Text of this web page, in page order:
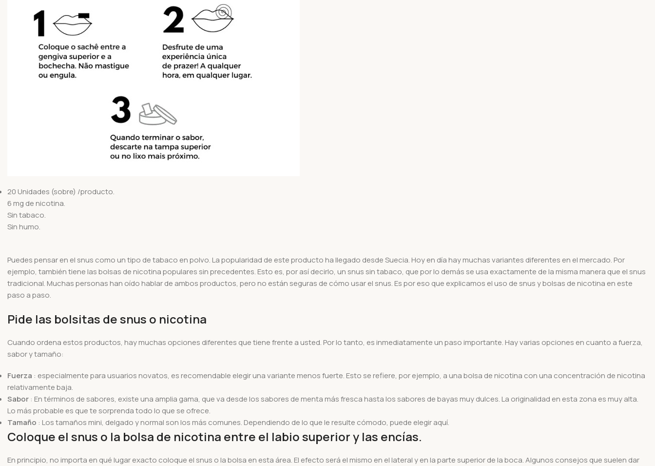
20 Unidades (sobre) /producto.
6 mg de nicotina.
Sin tabaco.
Sin humo.
Puedes pensar en el snus como un tipo de tabaco en polvo. La popularidad de este producto ha llegado desde Suecia. Hoy en día hay muchas variantes diferentes en el mercado. Por
ejemplo, también tiene las bolsas de nicotina populares sin precedentes. Esto es, por así decirlo, un snus sin tabaco, que por lo demás se usa exactamente de la misma manera que el snus
tradicional. Muchas personas han oído hablar de ambos productos, pero no están seguras de cómo usar el snus. Es por eso que explicamos el uso de snus y bolsas de nicotina en este
paso a paso.
Pide las bolsitas de snus o nicotina
Cuando ordena estos productos, hay muchas opciones diferentes que tiene frente a usted. Por lo tanto, es inmediatamente un paso importante. Hay varias opciones en cuanto a fuerza,
sabor y tamaño:
Fuerza : especialmente para usuarios novatos, es recomendable elegir una variante menos fuerte. Esto se refiere, por ejemplo, a una bolsa de nicotina con una concentración de nicotina
relativamente baja.
Sabor : En términos de sabores, existe una amplia gama, que va desde los sabores de menta más fresca hasta los sabores de bayas muy dulces. La originalidad en esta zona es muy alta.
Lo más probable es que te sorprenda todo lo que se ofrece.
Tamaño : Los tamaños mini, delgado y normal son los más comunes. Dependiendo de lo que le resulte cómodo, puede elegir aquí.
Coloque el snus o la bolsa de nicotina entre el labio superior y las encías.
En principio, no importa en qué lugar exacto coloque el snus o la bolsa en esta área. El efecto será el mismo en el lateral y en la parte superior de la boca. Algunos consejos que suelen dar